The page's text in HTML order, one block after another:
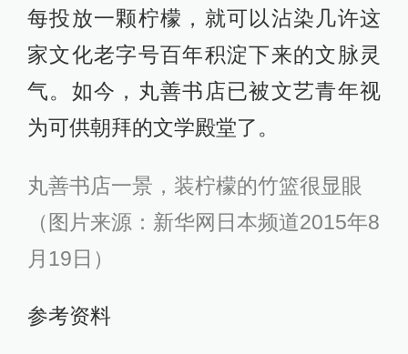
每投放一颗柠檬，就可以沾染几许这
家文化老字号百年积淀下来的文脉灵
气。如今，丸善书店已被文艺青年视
为可供朝拜的文学殿堂了。
丸善书店一景，装柠檬的竹篮很显眼
（图片来源：新华网日本频道2015年8
月19日）
参考资料